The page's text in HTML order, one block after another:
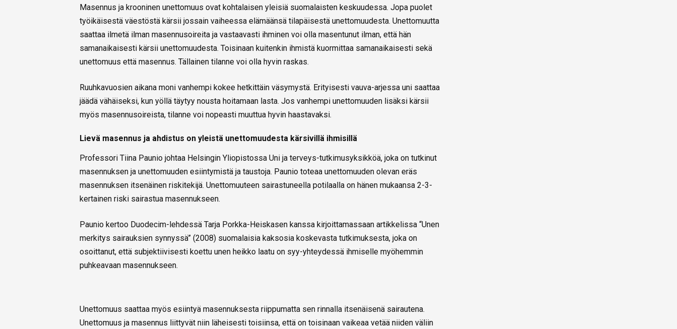
Masennus ja krooninen unettomuus ovat kohtalaisen yleisiä suomalaisten keskuudessa. Jopa puolet
työikäisestä väestöstä kärsii jossain vaiheessa elämäänsä tilapäisestä unettomuudesta. Unettomuutta
saattaa ilmetä ilman masennusoireita ja vastaavasti ihminen voi olla masentunut ilman, että hän
samanaikaisesti kärsii unettomuudesta. Toisinaan kuitenkin ihmistä kuormittaa samanaikaisesti sekä
unettomuus että masennus. Tällainen tilanne voi olla hyvin raskas.
Ruuhkavuosien aikana moni vanhempi kokee hetkittäin väsymystä. Erityisesti vauva-arjessa uni saattaa
jäädä vähäiseksi, kun yöllä täytyy nousta hoitamaan lasta. Jos vanhempi unettomuuden lisäksi kärsii
myös masennusoireista, tilanne voi nopeasti muuttua hyvin haastavaksi.
Lievä masennus ja ahdistus on yleistä unettomuudesta kärsivillä ihmisillä
Professori Tiina Paunio johtaa Helsingin Yliopistossa Uni ja terveys-tutkimusyksikköä, joka on tutkinut
masennuksen ja unettomuuden esiintymistä ja taustoja. Paunio toteaa unettomuuden olevan eräs
masennuksen itsenäinen riskitekijä. Unettomuuteen sairastuneella potilaalla on hänen mukaansa 2-3-
kertainen riski sairastua masennukseen.
Paunio kertoo Duodecim-lehdessä Tarja Porkka-Heiskasen kanssa kirjoittamassaan artikkelissa “Unen
merkitys sairauksien synnyssä” (2008) suomalaisia kaksosia koskevasta tutkimuksesta, joka on
osoittanut, että subjektiivisesti koettu unen heikko laatu on syy-yhteydessä ihmiselle myöhemmin
puhkeavaan masennukseen.
Unettomuus saattaa myös esiintyä masennuksesta riippumatta sen rinnalla itsenäisenä sairautena.
Unettomuus ja masennus liittyvät niin läheisesti toisiinsa, että on toisinaan vaikeaa vetää niiden väliin